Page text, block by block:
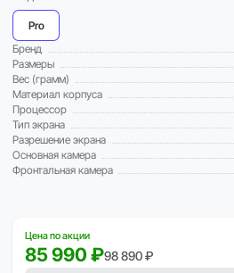
Pro
Бренд
Размеры
Вес (грамм)
Материал корпуса
Процессор
Тип экрана
Разрешение экрана
Основная камера
Фронтальная камера
Цена по акции
85 990 ₽98 890 ₽